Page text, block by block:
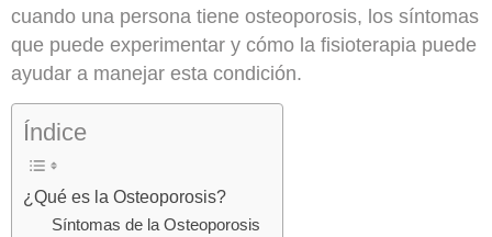
cuando una persona tiene osteoporosis, los síntomas
que puede experimentar y cómo la fisioterapia puede
ayudar a manejar esta condición.
Índice
¿Qué es la Osteoporosis?
Síntomas de la Osteoporosis